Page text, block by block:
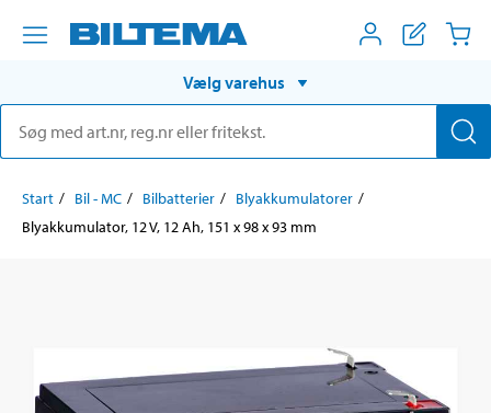
Vælg varehus
Start Bil - MC Bilbatterier
Blyakkumulatorer
Blyakkumulator, 12 V, 12 Ah, 151 x 98 x 93 mm